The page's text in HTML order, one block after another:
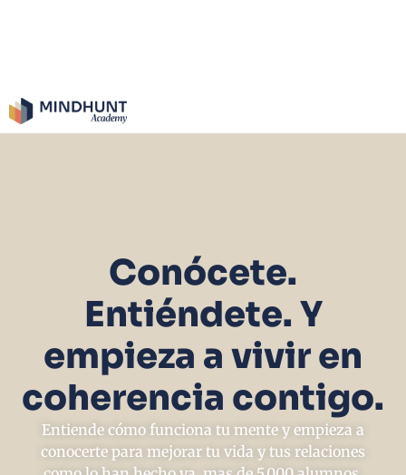
Conócete.
Entiéndete. Y
empieza a vivir en
coherencia contigo.
Entiende cómo funciona tu mente y empieza a
conocerte para mejorar tu vida y tus relaciones